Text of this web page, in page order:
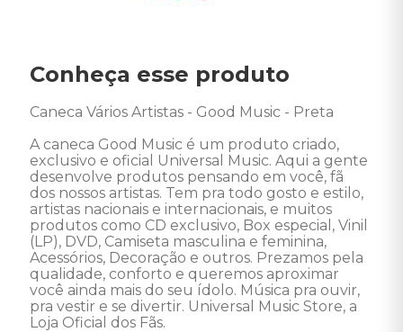
Conheça esse produto
Caneca Vários Artistas - Good Music - Preta
A caneca Good Music é um produto criado,
exclusivo e oficial Universal Music. Aqui a gente
desenvolve produtos pensando em você, fã
dos nossos artistas. Tem pra todo gosto e estilo,
artistas nacionais e internacionais, e muitos
produtos como CD exclusivo, Box especial, Vinil
(LP), DVD, Camiseta masculina e feminina,
Acessórios, Decoração e outros. Prezamos pela
qualidade, conforto e queremos aproximar
você ainda mais do seu ídolo. Música pra ouvir,
pra vestir e se divertir. Universal Music Store, a
Loja Oficial dos Fãs.